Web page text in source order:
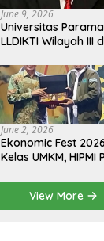
June 9, 2026
Universitas
LLDIKTI Wilayah III
Tinggi Swasta
June 2, 2026
Ekonomic Fest
Kelas UMKM,
Pendampingan
View More